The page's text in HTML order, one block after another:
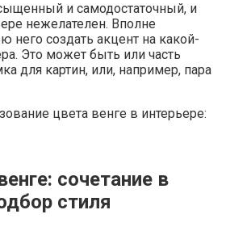
и самодостаточный, и
нежелателен. Вполне
него создать акцент на какой-
Это может быть или часть
для картин, или, например, пара
сочетание в
стиля